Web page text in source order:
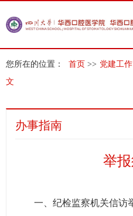
您所在的位置： 首页 >> 党建工作
文
办事指南
举
一、纪检监察机关信访